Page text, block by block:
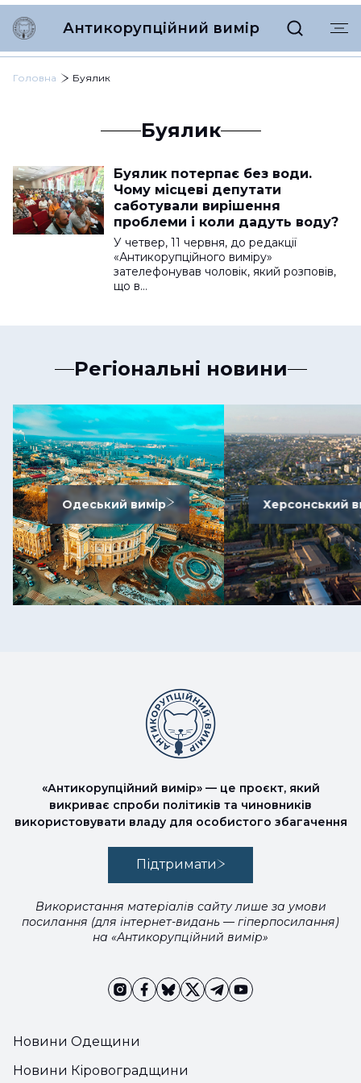
Антикорупційний вимір
Головна Буялик
Буялик
Буялик потерпає без води.
Чому місцеві депутати
саботували вирішення
проблеми і коли дадуть воду?
У четвер, 11 червня, до редакції
«Антикорупційного виміру»
зателефонував чоловік, який розповів,
що в…
Регіональні новини
Одеський вимір Херсонський
Новини Одещини
Новини Кіровоградщини
«Антикорупційний вимір» — це проєкт, який
викриває спроби політиків та чиновників
використовувати владу для особистого збагачення
Підтримати
Використання матеріалів сайту лише за умови
посилання (для інтернет-видань — гіперпосилання)
на «Антикорупційний вимір»